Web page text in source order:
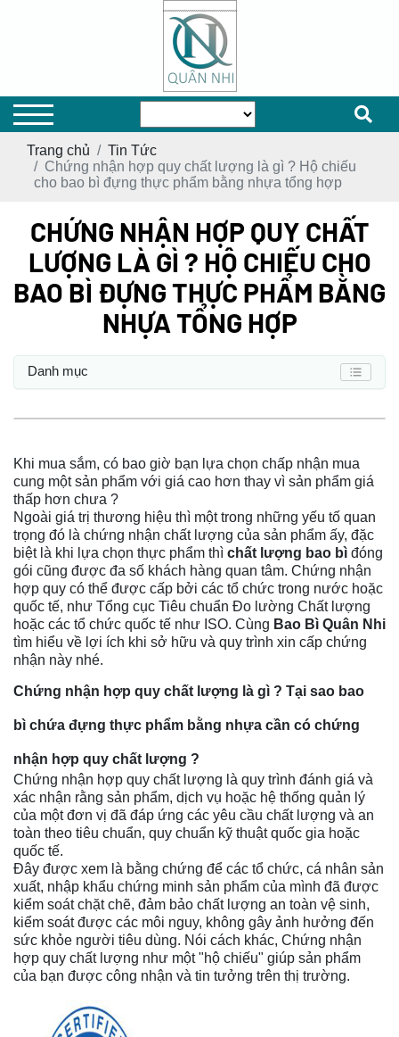
Trang chủ
Tin Tức
Chứng nhận hợp quy chất lượng là gì ? Hộ chiếu
cho bao bì đựng thực phẩm bằng nhựa tổng hợp
CHỨNG NHẬN HỢP QUY CHẤT
LƯỢNG LÀ GÌ ? HỘ CHIẾU CHO
BAO BÌ ĐỰNG THỰC PHẨM BẰNG
NHỰA TỔNG HỢP
Danh mục
Khi mua sắm, có bao giờ bạn lựa chọn chấp nhận mua
cung một sản phẩm với giá cao hơn thay vì sản phẩm giá
thấp hơn chưa ?
Ngoài giá trị thương hiệu thì một trong những yếu tố quan
trọng đó là chứng nhận chất lượng của sản phẩm ấy, đặc
biệt là khi lựa chọn thực phẩm thì chất lượng bao bì đóng
gói cũng được đa số khách hàng quan tâm. Chứng nhận
hợp quy có thể được cấp bởi các tổ chức trong nước hoặc
quốc tế, như Tổng cục Tiêu chuẩn Đo lường Chất lượng
hoặc các tổ chức quốc tế như ISO. Cùng Bao Bì Quân Nhi
tìm hiểu về lợi ích khi sở hữu và quy trình xin cấp chứng
nhận này nhé.
Chứng nhận hợp quy chất lượng là gì ? Tại sao bao
bì chứa đựng thực phẩm bằng nhựa cần có chứng
nhận hợp quy chất lượng ?
Chứng nhận hợp quy chất lượng là quy trình đánh giá và
xác nhận rằng sản phẩm, dịch vụ hoặc hệ thống quản lý
của một đơn vị đã đáp ứng các yêu cầu chất lượng và an
toàn theo tiêu chuẩn, quy chuẩn kỹ thuật quốc gia hoặc
quốc tế.
Đây được xem là bằng chứng để các tổ chức, cá nhân sản
xuất, nhập khẩu chứng minh sản phẩm của mình đã được
kiểm soát chặt chẽ, đảm bảo chất lượng an toàn vệ sinh,
kiểm soát được các môi nguy, không gây ảnh hưởng đến
sức khỏe người tiêu dùng. Nói cách khác, Chứng nhận
hợp quy chất lượng như một "hộ chiếu" giúp sản phẩm
của bạn được công nhận và tin tưởng trên thị trường.